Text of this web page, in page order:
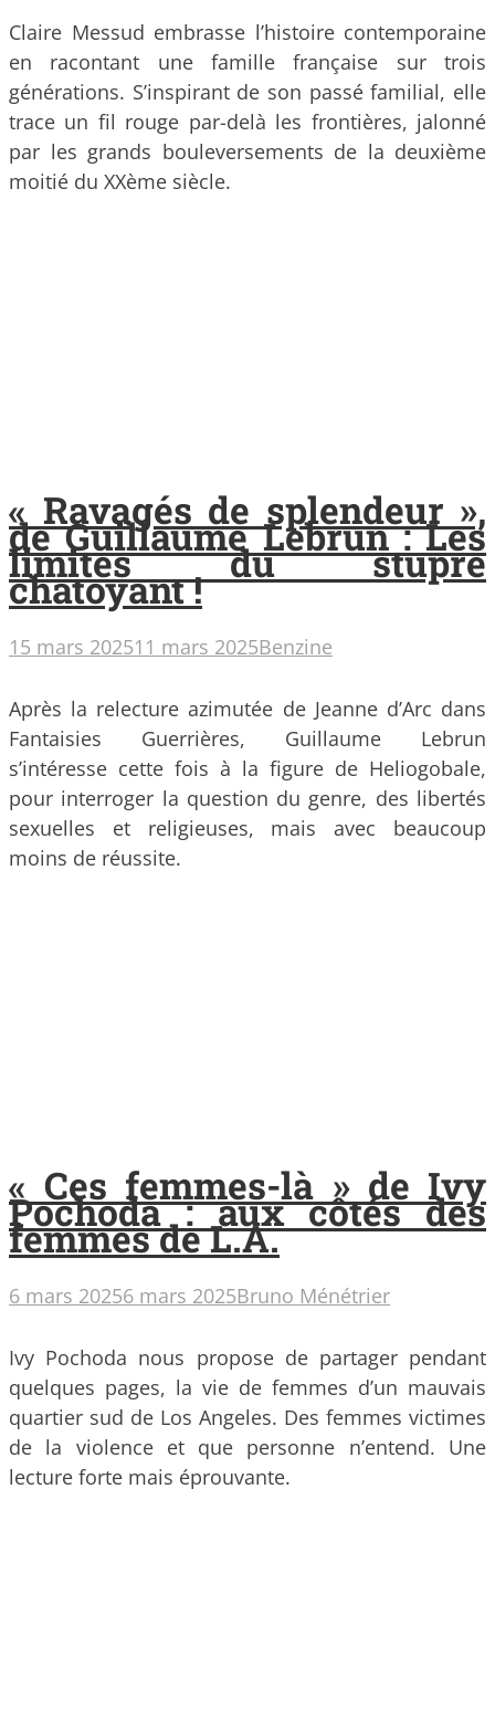
Claire Messud embrasse l’histoire contemporaine
en racontant une famille française sur trois
générations. S’inspirant de son passé familial, elle
trace un fil rouge par-delà les frontières, jalonné
par les grands bouleversements de la deuxième
moitié du XXème siècle.
« Ravagés de splendeur »,
de Guillaume Lebrun : Les
limites du stupre
chatoyant !
15 mars 202511 mars 2025Benzine
Après la relecture azimutée de Jeanne d’Arc dans
Fantaisies Guerrières, Guillaume Lebrun
s’intéresse cette fois à la figure de Heliogobale,
pour interroger la question du genre, des libertés
sexuelles et religieuses, mais avec beaucoup
moins de réussite.
« Ces femmes-là » de Ivy
Pochoda : aux côtés des
femmes de L.A.
6 mars 20256 mars 2025Bruno Ménétrier
Ivy Pochoda nous propose de partager pendant
quelques pages, la vie de femmes d’un mauvais
quartier sud de Los Angeles. Des femmes victimes
de la violence et que personne n’entend. Une
lecture forte mais éprouvante.